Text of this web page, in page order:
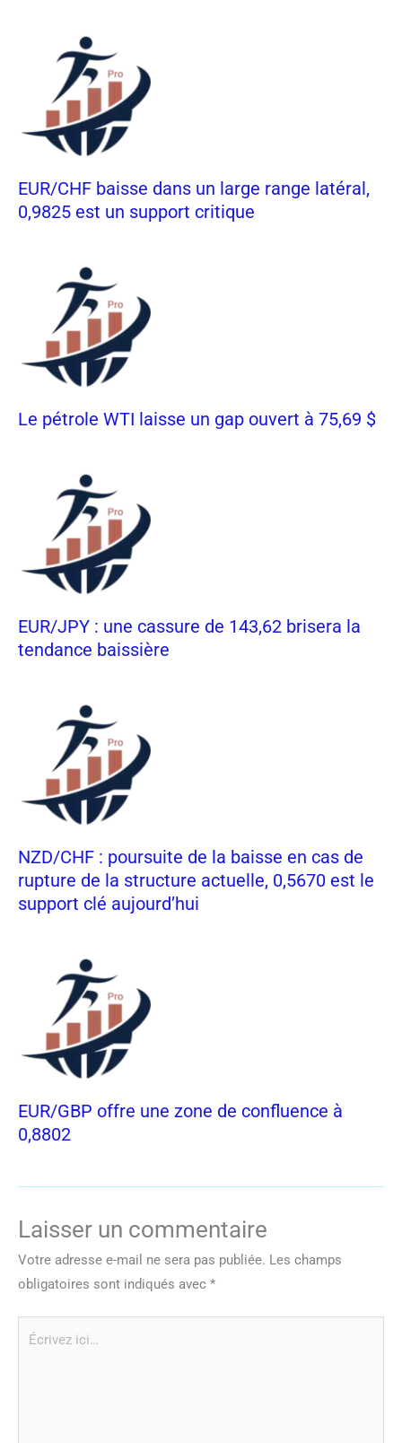
EUR/CHF baisse dans un large range latéral,
0,9825 est un support critique
Le pétrole WTI laisse un gap ouvert à 75,69 $
EUR/JPY : une cassure de 143,62 brisera la
tendance baissière
NZD/CHF : poursuite de la baisse en cas de
rupture de la structure actuelle, 0,5670 est le
support clé aujourd’hui
EUR/GBP offre une zone de confluence à
0,8802
Laisser un commentaire
Votre adresse e-mail ne sera pas publiée. Les champs
obligatoires sont indiqués avec *